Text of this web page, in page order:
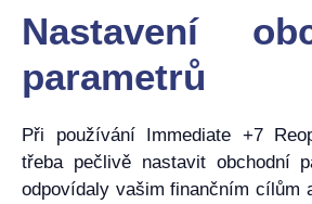
Nastavení
parametrů
Při používání Immediate +7
třeba pečlivě nastavit obchodní
odpovídaly vašim finančním cílům